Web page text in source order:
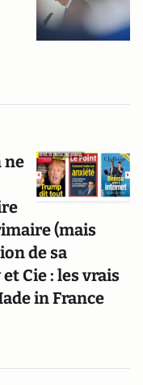
ne
(mais
de sa
Cie : les vrais
in France